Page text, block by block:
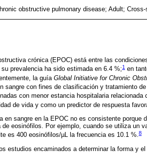
obstructive pulmonary disease; Adult;
crónica (EPOC) está entre las
prevalencia ha sido estimada en 6.4 %;1 en
la guía Global Initiative for Chronic
sangre con fines de clasificación y tratamiento
con menor estancia hospitalaria relacionada
de vida y como un predictor de respuesta
en sangre en la EPOC no es consistente porque
eosinófilos. Por ejemplo, cuando se utiliza un
es 400 eosinófilos/µL la frecuencia es 10.1 %.8
estudios encaminados a determinar la forma y